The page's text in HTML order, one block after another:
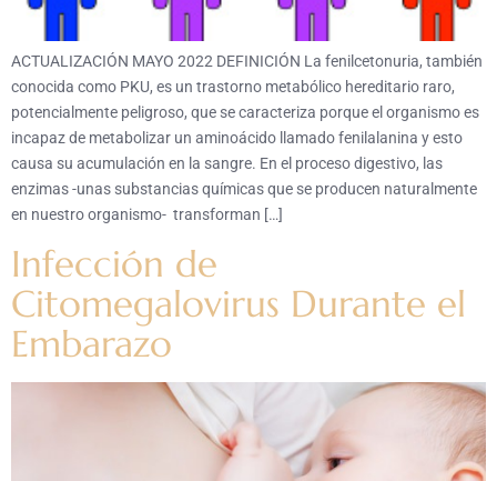
ACTUALIZACIÓN MAYO 2022 DEFINICIÓN La fenilcetonuria, también
conocida como PKU, es un trastorno metabólico hereditario raro,
potencialmente peligroso, que se caracteriza porque el organismo es
incapaz de metabolizar un aminoácido llamado fenilalanina y esto
causa su acumulación en la sangre. En el proceso digestivo, las
enzimas -unas substancias químicas que se producen naturalmente
en nuestro organismo- transforman […]
Infección de
Citomegalovirus Durante el
Embarazo